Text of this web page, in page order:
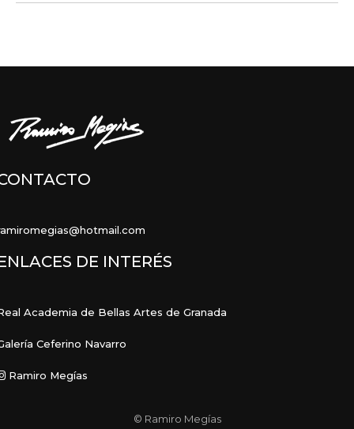
álbumes
DE INTERÉS
Academia de Bellas Artes de Granada
Ceferino Navarro
Ramiro Megías
© Ramiro Megías